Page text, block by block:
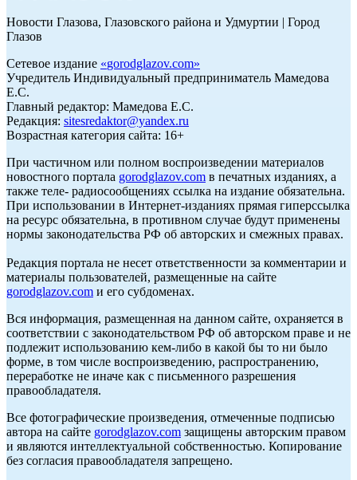
Новости Глазова, Глазовского района и Удмуртии | Город
Глазов
Сетевое издание «gorodglazov.com»
Учредитель Индивидуальный предприниматель Мамедова
Е.С.
Главный редактор: Мамедова Е.С.
Редакция: sitesredaktor@yandex.ru
Возрастная категория сайта: 16+
При частичном или полном воспроизведении материалов
новостного портала gorodglazov.com в печатных изданиях, а
также теле- радиосообщениях ссылка на издание обязательна.
При использовании в Интернет-изданиях прямая гиперссылка
на ресурс обязательна, в противном случае будут применены
нормы законодательства РФ об авторских и смежных правах.
Редакция портала не несет ответственности за комментарии и
материалы пользователей, размещенные на сайте
gorodglazov.com и его субдоменах.
Вся информация, размещенная на данном сайте, охраняется в
соответствии с законодательством РФ об авторском праве и не
подлежит использованию кем-либо в какой бы то ни было
форме, в том числе воспроизведению, распространению,
переработке не иначе как с письменного разрешения
правообладателя.
Все фотографические произведения, отмеченные подписью
автора на сайте gorodglazov.com защищены авторским правом
и являются интеллектуальной собственностью. Копирование
без согласия правообладателя запрещено.